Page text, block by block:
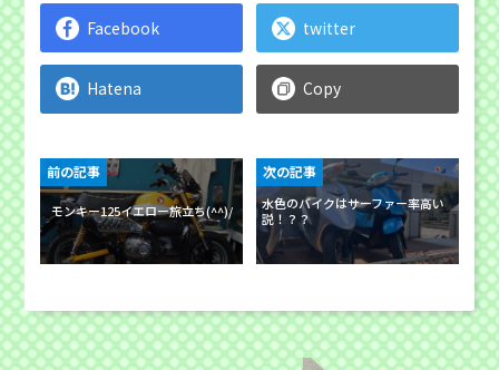
Facebook twitter
Hatena Copy
モンキー125イエロー旅立ち(^^)/
前の記事
水色のバイクはサーファー率高い
説！？？
次の記事